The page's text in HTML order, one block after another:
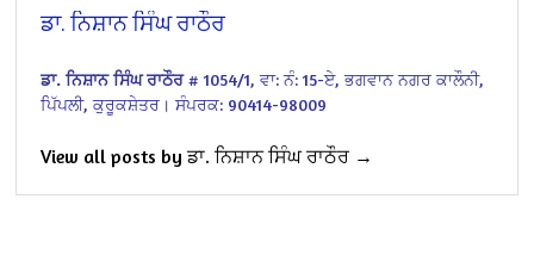
ਡਾ. ਨਿਸ਼ਾਨ ਸਿੰਘ ਰਾਠੌਰ
ਡਾ. ਨਿਸ਼ਾਨ ਸਿੰਘ ਰਾਠੌਰ# 1054/1, ਵਾ: ਨੰ: 15-ਏ, ਭਗਵਾਨ ਨਗਰ ਕਾਲੌਨੀ,
ਪਿੱਪਲੀ, ਕੁਰੂਕਸ਼ੇਤਰ। ਸੰਪਰਕ: 90414-98009
View all posts by ਡਾ. ਨਿਸ਼ਾਨ ਸਿੰਘ ਰਾਠੌਰ →